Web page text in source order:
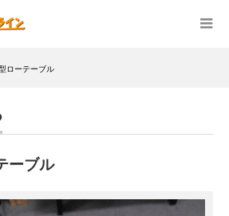
ローテーブル
ーブル